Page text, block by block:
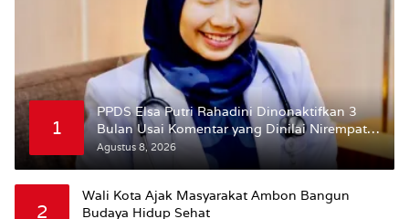
1
PPDS Elsa Putri Rahadini Dinonaktifkan 3
Bulan Usai Komentar yang Dinilai Nirempati
ke Pasien BPJS
Agustus 8, 2026
2
Wali Kota Ajak Masyarakat Ambon Bangun
Budaya Hidup Sehat